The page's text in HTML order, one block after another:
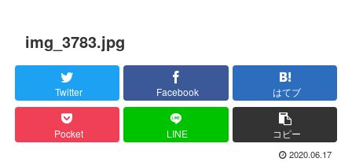
img_3783.jpg
Twitter Facebook はてブ
Pocket LINE コピー
2020.06.17